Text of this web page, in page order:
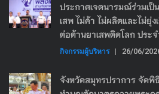
ประกาศเจตนารมณ์ร่วมเป็
เสพ ไม่ค้า ไม่ผลิตและไม่ยุ่
ต่อต้านยาเสพติดโลก ประ
กิจกรรมผู้บริหาร | 26/06/
จังหวัดสมุทรปราการ จัด